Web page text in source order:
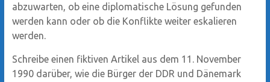
abzuwarten, ob eine diplomatische Lösung gefunden
werden kann oder ob die Konflikte weiter eskalieren
werden.
Schreibe einen fiktiven Artikel aus dem 11. November
1990 darüber, wie die Bürger der DDR und Dänemark